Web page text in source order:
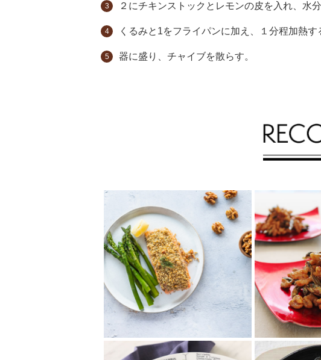
２にチキンストックとレモンの皮を入れ、水
くるみと1をフライパンに加え、１分程加熱す
器に盛り、チャイブを散らす。